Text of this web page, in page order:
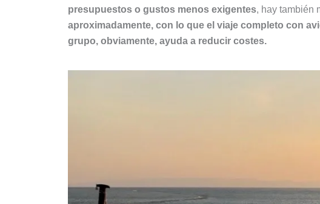
presupuestos o gustos menos exigentes, hay también
aproximadamente, con lo que el viaje completo con
grupo, obviamente, ayuda a reducir costes.